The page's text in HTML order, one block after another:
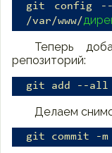
git config --
/var/www/
Теперь
репозиторий:
git add --all
Делаем
git commit -m